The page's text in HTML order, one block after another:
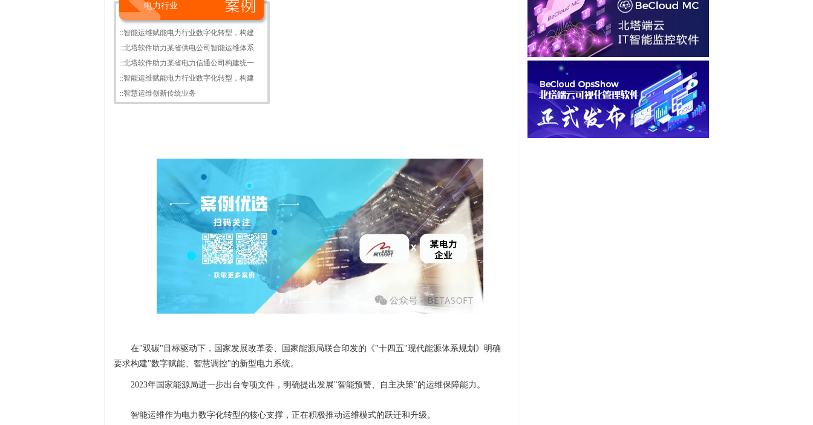
电力行业
::智能运维赋能电力行业数字化转型，构建
::北塔软件助力某省供电公司智能运维体系
::北塔软件助力某省电力信通公司构建统一
::智能运维赋能电力行业数字化转型，构建
::智慧运维创新传统业务
在"双碳"目标驱动下，国家发展改革委、国家能源局联合印发的《"十四五"现代能源体系规划》明确
要求构建"数字赋能、智慧调控"的新型电力系统。
2023年国家能源局进一步出台专项文件，明确提出发展"智能预警、自主决策"的运维保障能力。
智能运维作为电力数字化转型的核心支撑，正在积极推动运维模式的跃迁和升级。